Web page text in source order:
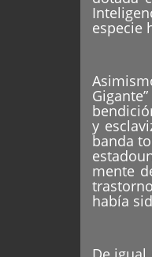
especie
y
banda
mente
había